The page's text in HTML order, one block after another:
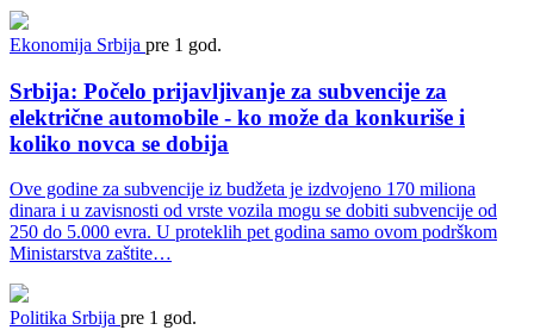
Ekonomija Srbija pre 1 god.
Srbija: Počelo prijavljivanje za subvencije za
električne automobile - ko može da konkuriše i
koliko novca se dobija
Ove godine za subvencije iz budžeta je izdvojeno 170 miliona
dinara i u zavisnosti od vrste vozila mogu se dobiti subvencije od
250 do 5.000 evra. U proteklih pet godina samo ovom podrškom
Ministarstva zaštite…
Politika Srbija pre 1 god.